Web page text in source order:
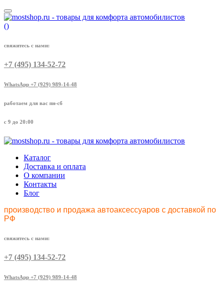
()
свяжитесь с нами:
+7 (495) 134-52-72
WhatsApp +7 (929) 989-14-48
работаем для вас пн-сб
с 9 до 20:00
Каталог
Доставка и оплата
О компании
Контакты
Блог
производство и продажа автоаксессуаров с доставкой по
РФ
свяжитесь с нами:
+7 (495) 134-52-72
WhatsApp +7 (929) 989-14-48